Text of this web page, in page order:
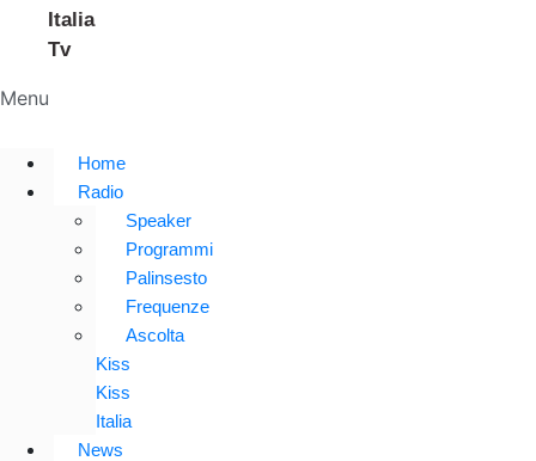
Italia
Tv
Menu
Home
Radio
Speaker
Programmi
Palinsesto
Frequenze
Ascolta
Kiss
Kiss
Italia
News